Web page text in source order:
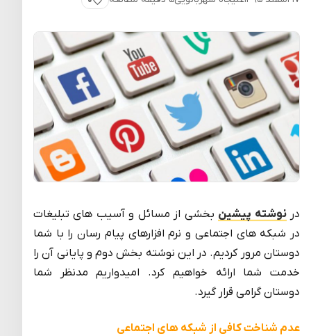
پسندیدن
درنوشته پیشین بخشی از مسائل و آسیب های تبلیغات
در شبکه های اجتماعی و نرم افزارهای پیام رسان را با شما
دوستان مرور کردیم. در این نوشته بخش دوم و پایانی آن را
خدمت شما ارائه خواهیم کرد. امیدواریم مدنظر شما
دوستان گرامی قرار گیرد.
عدم شناخت کافی از شبکه های اجتماعی